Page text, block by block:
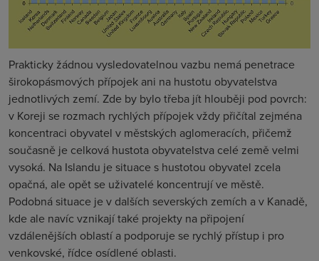
Prakticky žádnou vysledovatelnou vazbu nemá penetrace
širokopásmových přípojek ani na hustotu obyvatelstva
jednotlivých zemí. Zde by bylo třeba jít hlouběji pod povrch:
v Koreji se rozmach rychlých přípojek vždy přičítal zejména
koncentraci obyvatel v městských aglomeracích, přičemž
současně je celková hustota obyvatelstva celé země velmi
vysoká. Na Islandu je situace s hustotou obyvatel zcela
opačná, ale opět se uživatelé koncentrují ve městě.
Podobná situace je v dalších severských zemích a v Kanadě,
kde ale navíc vznikají také projekty na připojení
vzdálenějších oblastí a podporuje se rychlý přístup i pro
venkovské, řídce osídlené oblasti.